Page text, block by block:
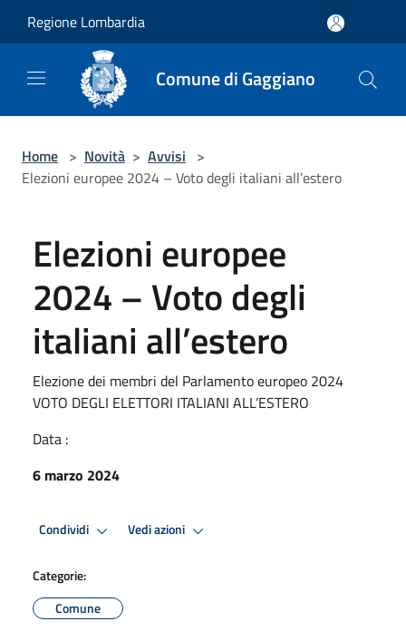
Regione Lombardia
Comune di Gaggiano
Home > Novità > Avvisi >
Elezioni europee 2024 – Voto degli italiani all’estero
Elezioni europee
2024 – Voto degli
italiani all’estero
Elezione dei membri del Parlamento europeo 2024
VOTO DEGLI ELETTORI ITALIANI ALL’ESTERO
Data :
6 marzo 2024
Condividi Vedi azioni
Categorie:
Comune